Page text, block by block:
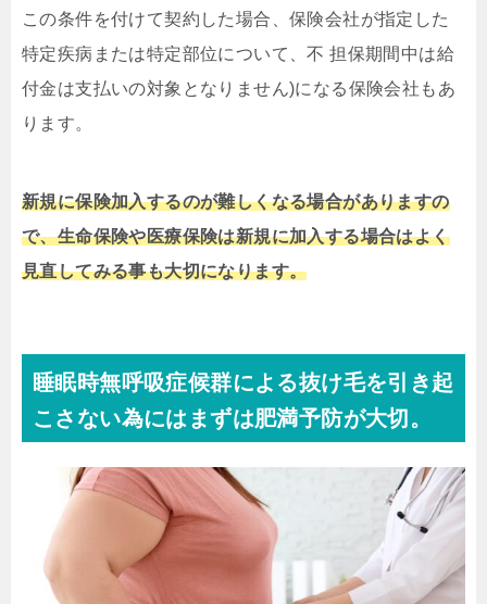
この条件を付けて契約した場合、保険会社が指定した
特定疾病または特定部位について、不 担保期間中は給
付金は支払いの対象となりません)になる保険会社もあ
ります。
新規に保険加入するのが難しくなる場合がありますの
で、生命保険や医療保険は新規に加入する場合はよく
見直してみる事も大切になります。
睡眠時無呼吸症候群による抜け毛を引き起
こさない為にはまずは肥満予防が大切。